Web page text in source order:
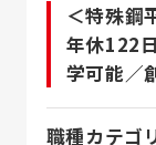
＜特殊鋼
年休122
学可能／
職種カテゴ